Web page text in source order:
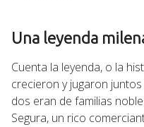
Una leyenda
Cuenta la leyenda, o la
crecieron y jugaron juntos
dos eran de familias
Segura, un rico